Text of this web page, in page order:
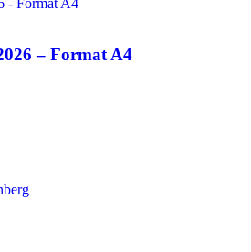
– Format A4